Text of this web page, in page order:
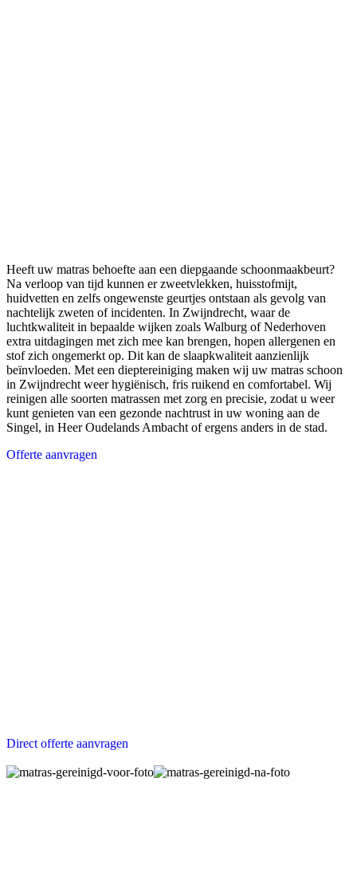
Heeft uw matras behoefte aan een diepgaande schoonmaakbeurt?
Na verloop van tijd kunnen er zweetvlekken, huisstofmijt,
huidvetten en zelfs ongewenste geurtjes ontstaan als gevolg van
nachtelijk zweten of incidenten. In Zwijndrecht, waar de
luchtkwaliteit in bepaalde wijken zoals Walburg of Nederhoven
extra uitdagingen met zich mee kan brengen, hopen allergenen en
stof zich ongemerkt op. Dit kan de slaapkwaliteit aanzienlijk
beïnvloeden. Met een dieptereiniging maken wij uw matras schoon
in Zwijndrecht weer hygiënisch, fris ruikend en comfortabel. Wij
reinigen alle soorten matrassen met zorg en precisie, zodat u weer
kunt genieten van een gezonde nachtrust in uw woning aan de
Singel, in Heer Oudelands Ambacht of ergens anders in de stad.
Offerte aanvragen
Direct offerte aanvragen